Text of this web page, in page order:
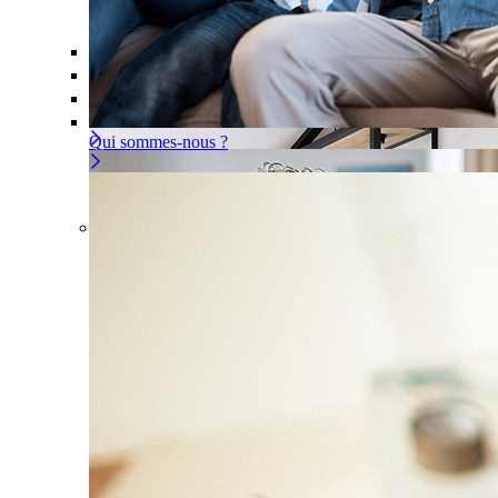
Offre À la carte Gérer ou déléguer votre sécurité, à vous
Pour un appartement Une installation adaptée à votre
Les problèmes couverts
Qui sommes-nous ?